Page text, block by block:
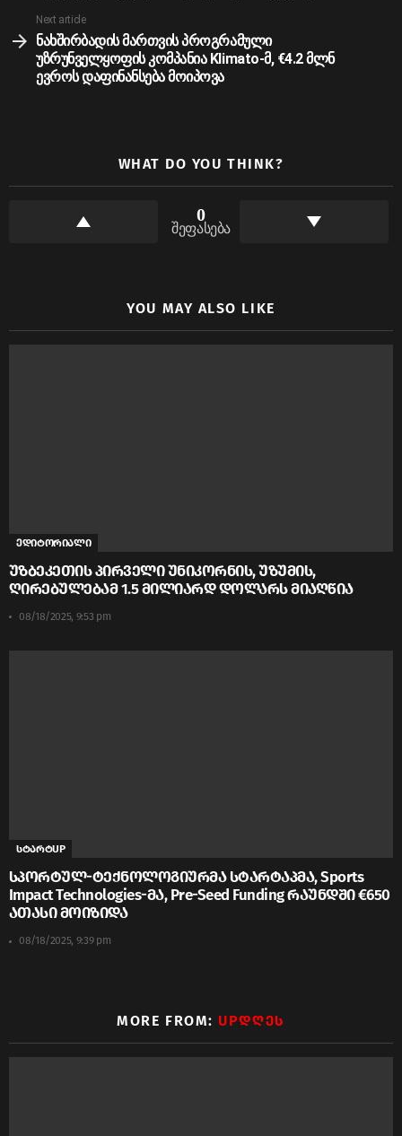
Next article
ნახშირბადის მართვის პროგრამული
უზრუნველყოფის კომპანია Klimato-მ, €4.2 მლნ
ევროს დაფინანსება მოიპოვა
WHAT DO YOU THINK?
0
შეფასება
YOU MAY ALSO LIKE
ედიტორიალი
უზბეკეთის პირველი უნიკორნის, უზუმის,
ღირებულებამ 1.5 მილიარდ დოლარს მიაღწია
08/18/2025, 9:53 pm
სტარტUP
სპორტულ-ტექნოლოგიურმა სტარტაპმა, Sports
Impact Technologies-მა, Pre-Seed Funding რაუნდში €650
ათასი მოიზიდა
08/18/2025, 9:39 pm
MORE FROM: UPᲓᲦᲔᲡ